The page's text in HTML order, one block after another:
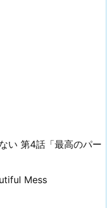
い 第4話「最高のパー
Mess